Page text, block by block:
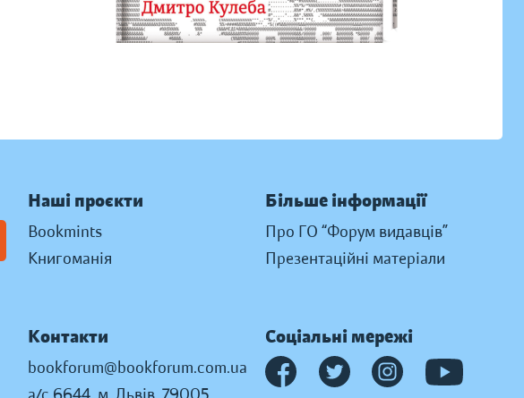
Наші проєкти
Bookmints
Книгоманія
Більше інформації
Про ГО “Форум видавців”
Презентаційні матеріали
Контакти
bookforum@bookforum.com.ua
Соціальні мережі